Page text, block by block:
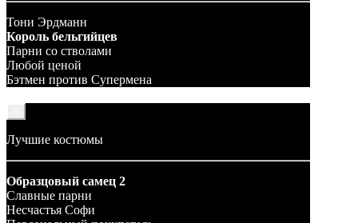
Тони Эрдманн
Король бельгийцев
Парни со стволами
Любой ценой
Бэтмен против Супермена
Лучшие костюмы
Образцовый самец 2
Славные парни
Несчастья Софи